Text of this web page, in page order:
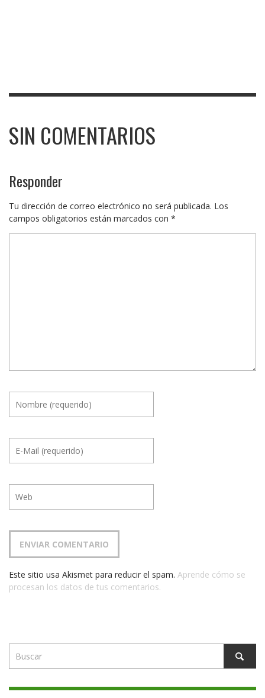
SIN COMENTARIOS
Responder
Tu dirección de correo electrónico no será publicada. Los
campos obligatorios están marcados con *
Este sitio usa Akismet para reducir el spam. Aprende cómo se
procesan los datos de tus comentarios.